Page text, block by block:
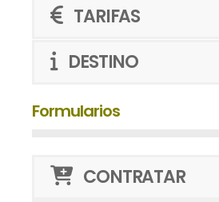
TARIFAS
DESTINO
Formularios
CONTRATAR